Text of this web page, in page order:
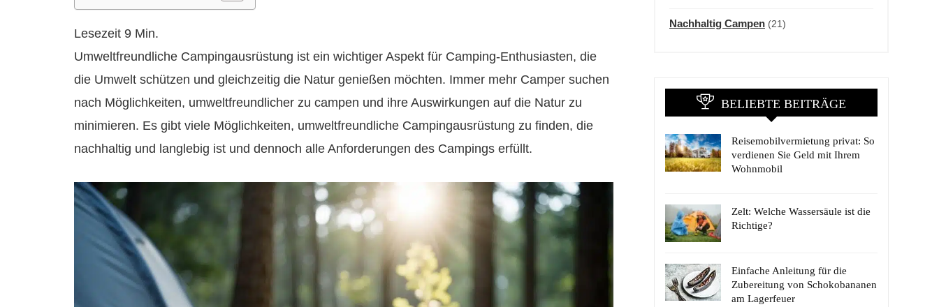
Umweltfreundliche Campingausrüstung ist ein wichtiger Aspekt für Camping-Enthusiasten, die
die Umwelt schützen und gleichzeitig die Natur genießen möchten. Immer mehr Camper suchen
nach Möglichkeiten, umweltfreundlicher zu campen und ihre Auswirkungen auf die Natur zu
minimieren. Es gibt viele Möglichkeiten, umweltfreundliche Campingausrüstung zu finden, die
nachhaltig und langlebig ist und dennoch alle Anforderungen des Campings erfüllt.
Nachhaltig Campen (21)
BELIEBTE BEITRÄGE
Reisemobilvermietung privat: So
verdienen Sie Geld mit Ihrem
Wohnmobil
Zelt: Welche Wassersäule ist die
Richtige?
Einfache Anleitung für die
Zubereitung von Schokobananen
am Lagerfeuer